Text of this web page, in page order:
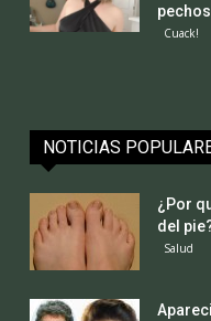
pechos
Cuack!
NOTICIAS
¿Por
del
Salud